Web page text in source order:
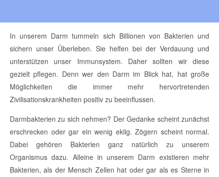
In unserem Darm tummeln sich Billionen von Bakterien und
sichern unser Überleben. Sie helfen bei der Verdauung und
unterstützen unser Immunsystem. Daher sollten wir diese
gezielt pflegen. Denn wer den Darm im Blick hat, hat große
Möglichkeiten die immer mehr hervortretenden
Zivilisationskrankheiten positiv zu beeinflussen.
Darmbakterien zu sich nehmen? Der Gedanke scheint zunächst
erschrecken oder gar ein wenig eklig. Zögern scheint normal.
Dabei gehören Bakterien ganz natürlich zu unserem
Organismus dazu. Alleine in unserem Darm existieren mehr
Bakterien, als der Mensch Zellen hat oder gar als es Sterne in